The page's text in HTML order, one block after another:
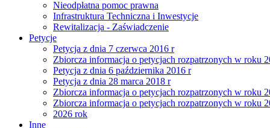
Nieodpłatna pomoc prawna
Infrastruktura Techniczna i Inwestycje
Rewitalizacja - Zaświadczenie
Petycje
Petycja z dnia 7 czerwca 2016 r
Zbiorcza informacja o petycjach rozpatrzonych w roku
Petycja z dnia 6 października 2016 r
Petycja z dnia 28 marca 2018 r
Zbiorcza informacja o petycjach rozpatrzonych w roku
Zbiorcza informacja o petycjach rozpatrzonych w roku
2026 rok
Inne